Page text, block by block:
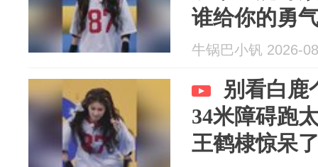
谁给你的勇
牛锅巴小钒 2026-
别看白鹿
34米障碍跑
王鹤棣惊呆